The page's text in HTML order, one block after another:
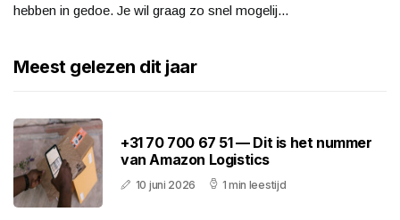
hebben in gedoe. Je wil graag zo snel mogelij...
Meest gelezen dit jaar
+31 70 700 67 51 — Dit is het nummer
van Amazon Logistics
10 juni 2026 1 min leestijd